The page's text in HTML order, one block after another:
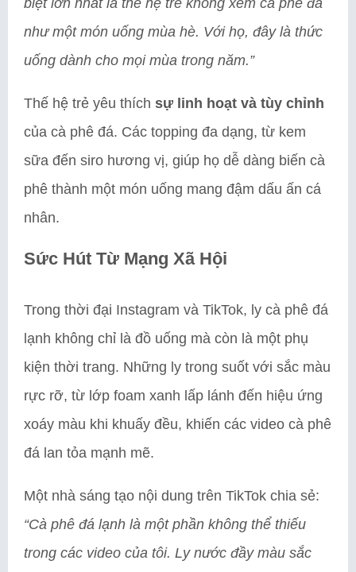
như một món uống mùa hè. Với họ, đây là thức
uống dành cho mọi mùa trong năm.”
Thế hệ trẻ yêu thích sự linh hoạt và tùy chỉnh
của cà phê đá. Các topping đa dạng, từ kem
sữa đến siro hương vị, giúp họ dễ dàng biến cà
phê thành một món uống mang đậm dấu ấn cá
nhân.
Sức Hút Từ Mạng Xã Hội
Trong thời đại Instagram và TikTok, ly cà phê đá
lạnh không chỉ là đồ uống mà còn là một phụ
kiện thời trang. Những ly trong suốt với sắc màu
rực rỡ, từ lớp foam xanh lấp lánh đến hiệu ứng
xoáy màu khi khuấy đều, khiến các video cà phê
đá lan tỏa mạnh mẽ.
Một nhà sáng tạo nội dung trên TikTok chia sẻ:
“Cà phê đá lạnh là một phần không thể thiếu
trong các video của tôi. Ly nước đầy màu sắc